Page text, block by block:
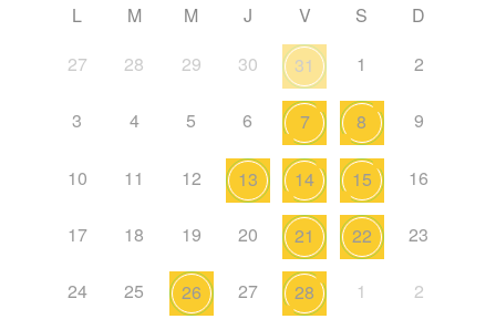
L M M J V S
D
27
28 29 30 31 1 2
3 4 5 6 7 8 9
10 11 12 13 14 15 16
17 18 19 20 21 22 23
24 25 26 27 28 1 2